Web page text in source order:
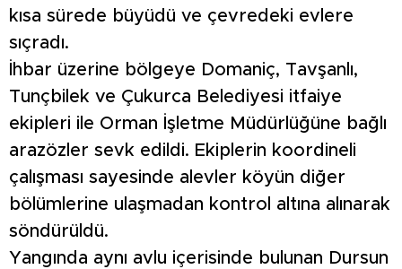
kısa sürede büyüdü ve çevredeki evlere
sıçradı.
İhbar üzerine bölgeye Domaniç, Tavşanlı,
Tunçbilek ve Çukurca Belediyesi itfaiye
ekipleri ile Orman İşletme Müdürlüğüne bağlı
arazözler sevk edildi. Ekiplerin koordineli
çalışması sayesinde alevler köyün diğer
bölümlerine ulaşmadan kontrol altına alınarak
söndürüldü.
Yangında aynı avlu içerisinde bulunan Dursun